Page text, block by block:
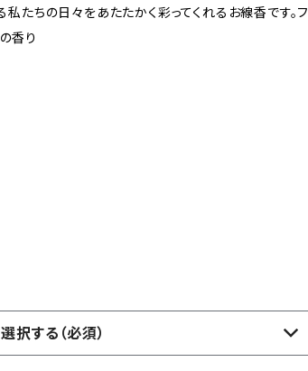
私たちの日々をあたたかく彩ってくれるお線香です。フ
香り
選択する（必須）